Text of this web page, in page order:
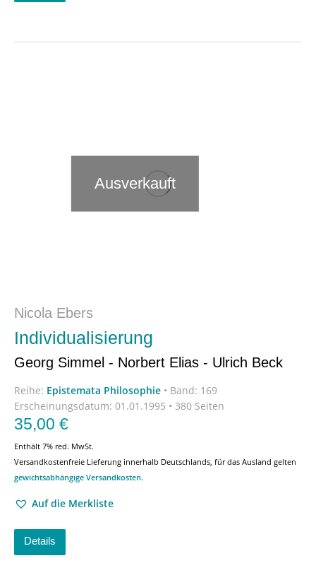
Ausverkauft
Nicola Ebers
Individualisierung
Georg Simmel - Norbert Elias - Ulrich Beck
Reihe: Epistemata Philosophie • Band: 169
Erscheinungsdatum: 01.01.1995 • 380 Seiten
35,00 €
Enthält 7% red. MwSt.
Versandkostenfreie Lieferung innerhalb Deutschlands, für das Ausland gelten
gewichtsabhängige Versandkosten.
Auf die Merkliste
Details